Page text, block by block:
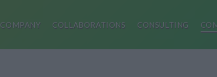
COMPANY COLLABORATIONS CONSULTING